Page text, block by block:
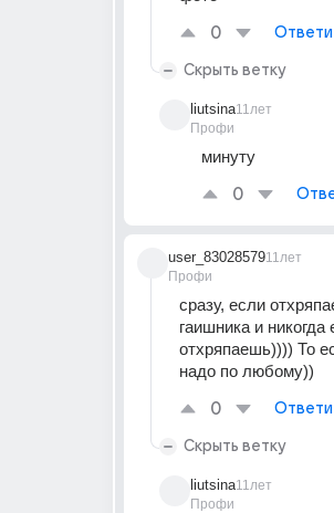
0
Скрыть ветку
liutsina
Профи
11лет
минуту
0
user_83028579
Профи
11лет
сразу, если
гаишника и никогда
отхряпаешь)))) То
надо по любому))
0
Скрыть ветку
liutsina
Профи
11лет